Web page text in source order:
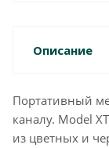
Описание
Портативный
каналу. Model
из цветных и